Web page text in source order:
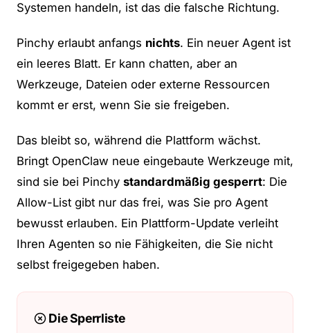
Systemen handeln, ist das die falsche Richtung.
Pinchy erlaubt anfangs nichts. Ein neuer Agent ist
ein leeres Blatt. Er kann chatten, aber an
Werkzeuge, Dateien oder externe Ressourcen
kommt er erst, wenn Sie sie freigeben.
Das bleibt so, während die Plattform wächst.
Bringt OpenClaw neue eingebaute Werkzeuge mit,
sind sie bei Pinchy standardmäßig gesperrt: Die
Allow-List gibt nur das frei, was Sie pro Agent
bewusst erlauben. Ein Plattform-Update verleiht
Ihren Agenten so nie Fähigkeiten, die Sie nicht
selbst freigegeben haben.
Die Sperrliste